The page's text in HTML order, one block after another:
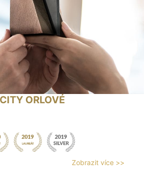
ORLOVÉ
Zobrazit více >>